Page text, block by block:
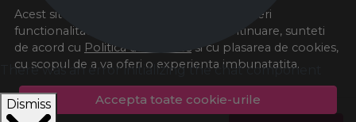
Acest site foloseste cookies pentru a va oferi
functionalitatea dorita. Navigand in continuare, sunteti
de acord cu Politica de cookies si cu plasarea de cookies,
cu scopul de a va oferi o experienta imbunatatita.
Accepta toate cookie-urile
There was an error initializing the chat component
Dismiss